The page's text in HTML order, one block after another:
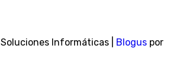
Informáticas Blogus por